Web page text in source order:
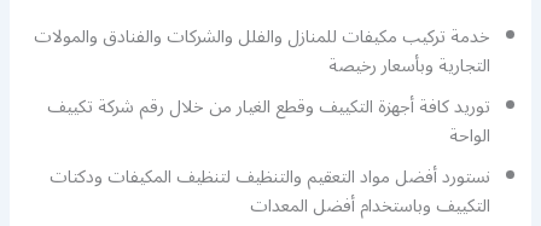
خدمة تركيب مكيفات للمنازل والفلل والشركات والفنادق والمولات
التجارية وبأسعار رخيصة
توريد كافة أجهزة التكييف وقطع الغيار من خلال رقم شركة تكييف
الواحة
نستورد أفضل مواد التعقيم والتنظيف لتنظيف المكيفات ودكتات
التكييف وباستخدام أفضل المعدات